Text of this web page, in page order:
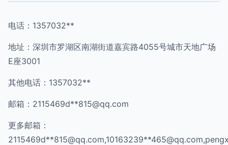
电话：1357032**
地址：深圳市罗湖区南湖街道嘉宾路4055号城市天地广场
E座3001
其他电话：1357032**
邮箱：2115469d**815@qq.com
更多邮箱：
2115469d**815@qq.com,10163239**465@qq.com